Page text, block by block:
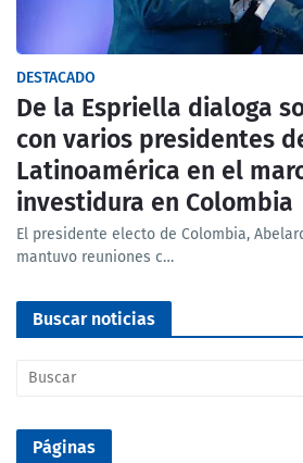
DESTACADO
De la Espriella dialoga
con varios presidentes
Latinoamérica en el
investidura en Colombia
El presidente electo de Colombia,
mantuvo reuniones c…
Buscar noticias
Páginas